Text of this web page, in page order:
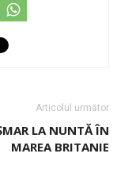
Articolul următor
LA NUNTĂ ÎN
MAREA BRITANIE